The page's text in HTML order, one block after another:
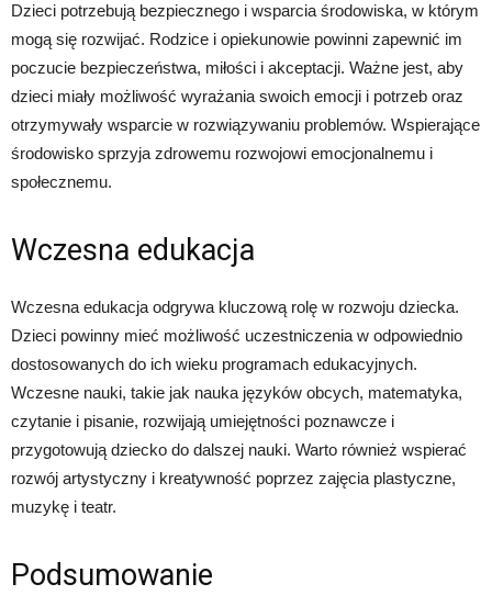
Dzieci potrzebują bezpiecznego i wsparcia środowiska, w którym
mogą się rozwijać. Rodzice i opiekunowie powinni zapewnić im
poczucie bezpieczeństwa, miłości i akceptacji. Ważne jest, aby
dzieci miały możliwość wyrażania swoich emocji i potrzeb oraz
otrzymywały wsparcie w rozwiązywaniu problemów. Wspierające
środowisko sprzyja zdrowemu rozwojowi emocjonalnemu i
społecznemu.
Wczesna edukacja
Wczesna edukacja odgrywa kluczową rolę w rozwoju dziecka.
Dzieci powinny mieć możliwość uczestniczenia w odpowiednio
dostosowanych do ich wieku programach edukacyjnych.
Wczesne nauki, takie jak nauka języków obcych, matematyka,
czytanie i pisanie, rozwijają umiejętności poznawcze i
przygotowują dziecko do dalszej nauki. Warto również wspierać
rozwój artystyczny i kreatywność poprzez zajęcia plastyczne,
muzykę i teatr.
Podsumowanie